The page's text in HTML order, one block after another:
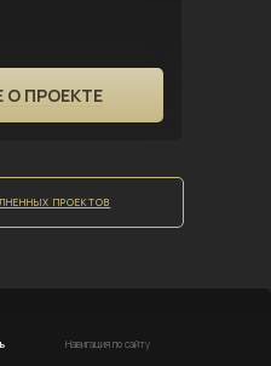
О ПРОЕКТЕ
ПРОЕКТОВ
Навигация по сайту